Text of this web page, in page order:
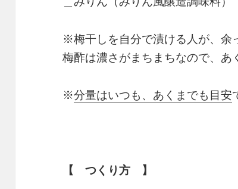
※梅干しを自分で漬ける人が、余
梅酢は濃さがまちまちなので、あ
※分量はいつも、あくまでも目安
【 つくり方 】